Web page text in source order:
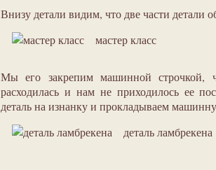
Внизу детали видим, что две части детали
мастер класс
Мы его закрепим машинной строчкой,
расходилась и нам не приходилось ее
деталь на изнанку и прокладываем
деталь ламбрекена